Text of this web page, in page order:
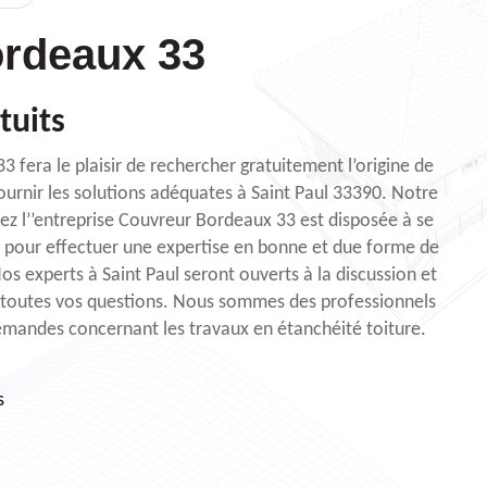
33
fera le plaisir de rechercher gratuitement l’origine de
les solutions adéquates à Saint Paul 33390. Notre
l’’entreprise Couvreur Bordeaux 33 est disposée à se
effectuer une expertise en bonne et due forme de
experts à Saint Paul seront ouverts à la discussion et
vos questions. Nous sommes des professionnels
concernant les travaux en étanchéité toiture.